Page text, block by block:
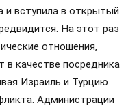
и вступила в открытый
На этот раз
отношения,
в качестве посредника
Израиль и Турцию
Администрации